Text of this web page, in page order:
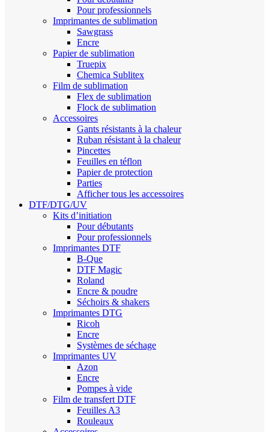
Pour professionnels
Imprimantes de sublimation
Sawgrass
Encre
Papier de sublimation
Truepix
Chemica Sublitex
Film de sublimation
Flex de sublimation
Flock de sublimation
Accessoires
Gants résistants à la chaleur
Ruban résistant à la chaleur
Pincettes
Feuilles en téflon
Papier de protection
Parties
Afficher tous les accessoires
DTF/DTG/UV
Kits d’initiation
Pour débutants
Pour professionnels
Imprimantes DTF
B-Que
DTF Magic
Roland
Encre & poudre
Séchoirs & shakers
Imprimantes DTG
Ricoh
Encre
Systèmes de séchage
Imprimantes UV
Azon
Encre
Pompes à vide
Film de transfert DTF
Feuilles A3
Rouleaux